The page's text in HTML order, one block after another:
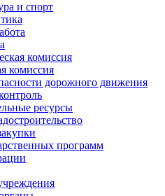
и спорт
комиссия
комиссия
дорожного движения
ресурсы
программ